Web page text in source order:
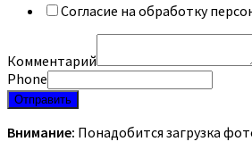
Согласие на обработку
Комментарий
Phone
Отправить
Внимание: Понадобится загрузка